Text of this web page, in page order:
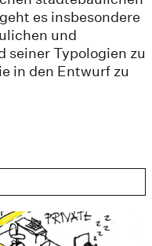
es insbesondere
und
seiner Typologien zu
in den Entwurf zu